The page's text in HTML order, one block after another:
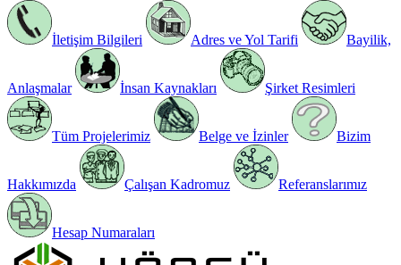
İletişim Bilgileri Adres ve Yol Tarifi Bayilik,
Anlaşmalar İnsan Kaynakları Şirket Resimleri
Tüm Projelerimiz Belge ve İzinler Bizim
Hakkımızda Çalışan Kadromuz Referanslarımız
Hesap Numaraları